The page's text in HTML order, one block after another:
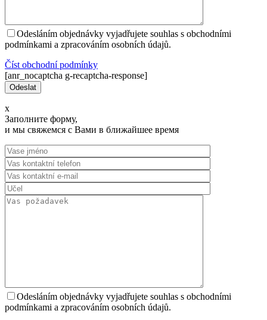
Odesláním objednávky vyjadřujete souhlas s obchodními
podmínkami a zpracováním osobních údajů.
Číst оbchodní podmínky
[anr_nocaptcha g-recaptcha-response]
x
Заполните форму,
и мы свяжемся с Вами в ближайшее время
Odesláním objednávky vyjadřujete souhlas s obchodními
podmínkami a zpracováním osobních údajů.